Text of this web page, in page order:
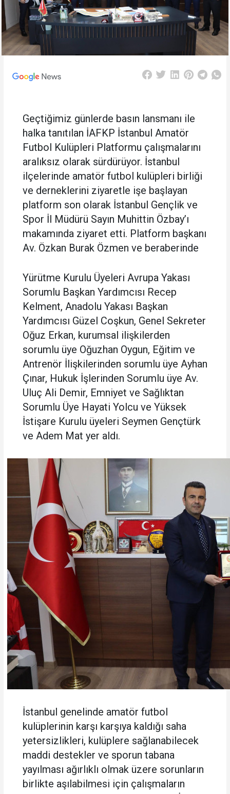
Geçtiğimiz günlerde basın lansmanı ile
halka tanıtılan İAFKP İstanbul Amatör
Futbol Kulüpleri Platformu çalışmalarını
aralıksız olarak sürdürüyor. İstanbul
ilçelerinde amatör futbol kulüpleri birliği
ve derneklerini ziyaretle işe başlayan
platform son olarak İstanbul Gençlik ve
Spor İl Müdürü Sayın Muhittin Özbay’ı
makamında ziyaret etti. Platform başkanı
Av. Özkan Burak Özmen ve beraberinde
Yürütme Kurulu Üyeleri Avrupa Yakası
Sorumlu Başkan Yardımcısı Recep
Kelment, Anadolu Yakası Başkan
Yardımcısı Güzel Coşkun, Genel Sekreter
Oğuz Erkan, kurumsal ilişkilerden
sorumlu üye Oğuzhan Oygun, Eğitim ve
Antrenör İlişkilerinden sorumlu üye Ayhan
Çınar, Hukuk İşlerinden Sorumlu üye Av.
Uluç Ali Demir, Emniyet ve Sağlıktan
Sorumlu Üye Hayati Yolcu ve Yüksek
İstişare Kurulu üyeleri Seymen Gençtürk
ve Adem Mat yer aldı.
İstanbul genelinde amatör futbol
kulüplerinin karşı karşıya kaldığı saha
yetersizlikleri, kulüplere sağlanabilecek
maddi destekler ve sporun tabana
yayılması ağırlıklı olmak üzere sorunların
birlikte aşılabilmesi için çalışmaların